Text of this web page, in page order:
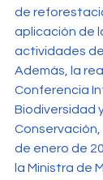
de
aplicación de
actividades
Además, la
Conferencia
Biodiversidad
Conservación,
de enero de
la Ministra de